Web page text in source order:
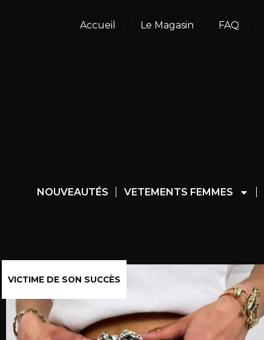
Accueil Le Magasin FAQ
NOUVEAUTÉS VETEMENTS FEMMES
VICTIME DE SON SUCCÈS
VICTIME DE SON SUCCÈS